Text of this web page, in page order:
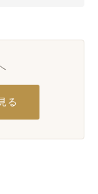
る